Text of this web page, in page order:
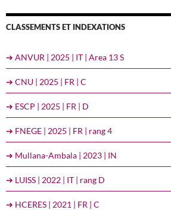
CLASSEMENTS ET INDEXATIONS
➔ ANVUR | 2025 | IT | Area 13 S
➔ CNU | 2025 | FR | C
➔ ESCP | 2025 | FR | D
➔ FNEGE | 2025 | FR | rang 4
➔ Mullana-Ambala | 2023 | IN
➔ LUISS | 2022 | IT | rang D
➔ HCERES | 2021 | FR | C